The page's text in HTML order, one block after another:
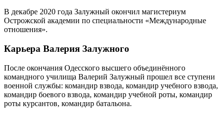
В декабре 2020 года Залужный окончил магистериум
Острожской академии по специальности «Международные
отношения».
Карьера Валерия Залужного
После окончания Одесского высшего объединённого
командного училища Валерий Залужный прошел все ступени
военной службы: командир взвода, командир учебного взвода,
командир боевого взвода, командир учебной роты, командир
роты курсантов, командир батальона.